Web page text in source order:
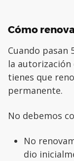
Cómo
Cuando pasan
la autorización
tienes que
permanente.
No debemos
No
dio